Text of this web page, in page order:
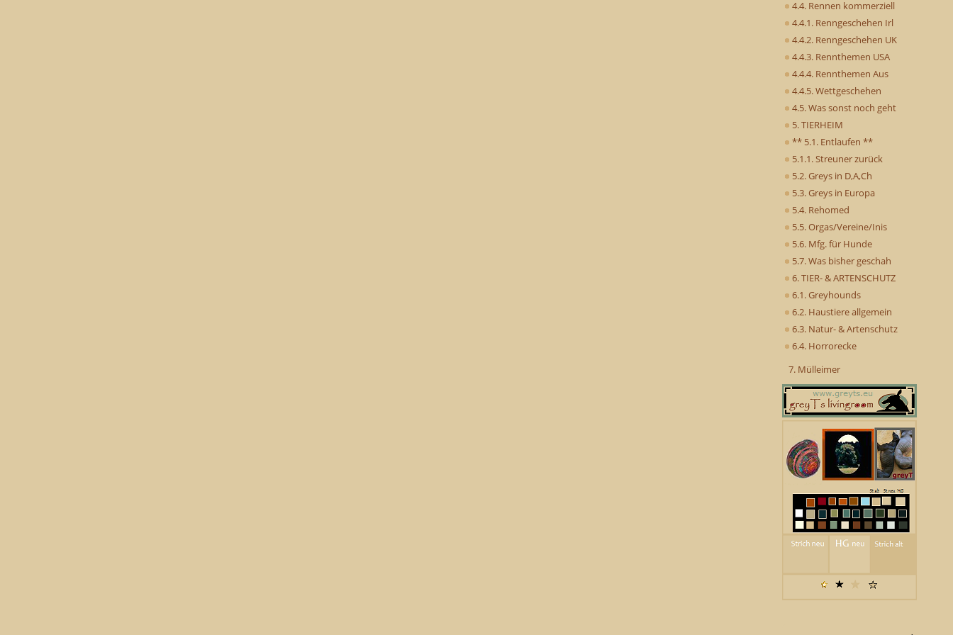
4.4. Rennen kommerziell
4.4.1. Renngeschehen Irl
4.4.2. Renngeschehen UK
4.4.3. Rennthemen USA
4.4.4. Rennthemen Aus
4.4.5. Wettgeschehen
4.5. Was sonst noch geht
5. TIERHEIM
** 5.1. Entlaufen **
5.1.1. Streuner zurück
5.2. Greys in D,A,Ch
5.3. Greys in Europa
5.4. Rehomed
5.5. Orgas/Vereine/Inis
5.6. Mfg. für Hunde
5.7. Was bisher geschah
6. TIER- & ARTENSCHUTZ
6.1. Greyhounds
6.2. Haustiere allgemein
6.3. Natur- & Artenschutz
6.4. Horrorecke
7. Mülleimer